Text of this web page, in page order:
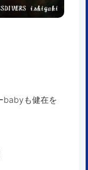
babyも健在を